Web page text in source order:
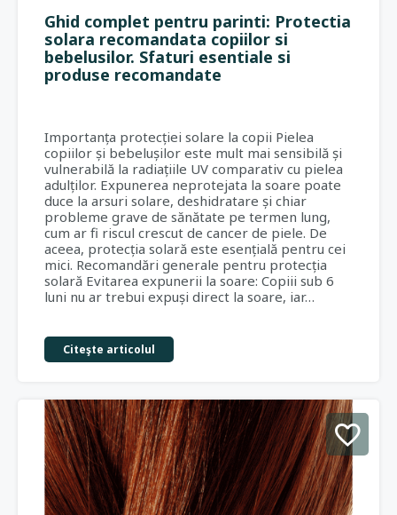
Ghid complet pentru parinti: Protectia
solara recomandata copiilor si
bebelusilor. Sfaturi esentiale si
produse recomandate
Importanța protecției solare la copii Pielea
copiilor și bebelușilor este mult mai sensibilă și
vulnerabilă la radiațiile UV comparativ cu pielea
adulților. Expunerea neprotejata la soare poate
duce la arsuri solare, deshidratare și chiar
probleme grave de sănătate pe termen lung,
cum ar fi riscul crescut de cancer de piele. De
aceea, protecția solară este esențială pentru cei
mici. Recomandări generale pentru protecția
solară Evitarea expunerii la soare: Copiii sub 6
luni nu ar trebui expuși direct la soare, iar…
Citeşte articolul